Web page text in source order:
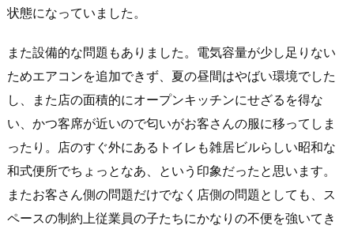
状態になっていました。
また設備的な問題もありました。電気容量が少し足りない
ためエアコンを追加できず、夏の昼間はやばい環境でした
し、また店の面積的にオープンキッチンにせざるを得な
い、かつ客席が近いので匂いがお客さんの服に移ってしま
ったり。店のすぐ外にあるトイレも雑居ビルらしい昭和な
和式便所でちょっとなあ、という印象だったと思います。
またお客さん側の問題だけでなく店側の問題としても、ス
ペースの制約上従業員の子たちにかなりの不便を強いてき